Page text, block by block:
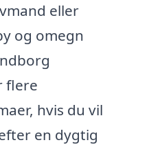
eller
og omegn
flere
hvis du vil
en dygtig